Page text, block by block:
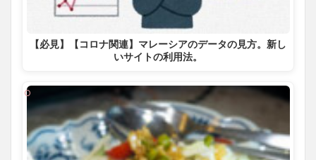
【必見】【コロナ関連】マレーシアのデータの見方。新し
いサイトの利用法。